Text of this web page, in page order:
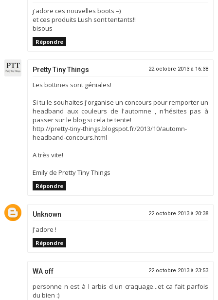
j'adore ces nouvelles boots =)
et ces produits Lush sont tentants!!
bisous
Répondre
Pretty Tiny Things 22 octobre 2013 à 16:38
Les bottines sont géniales!
Si tu le souhaites j'organise un concours pour remporter un
headband aux couleurs de l'automne , n'hésites pas à
passer sur le blog si cela te tente!
http://pretty-tiny-things.blogspot.fr/2013/10/automn-
headband-concours.html
A très vite!
Emily de Pretty Tiny Things
Répondre
Unknown 22 octobre 2013 à 20:38
J'adore !
Répondre
WA off 22 octobre 2013 à 23:53
personne n est à l arbis d un craquage...et ca fait parfois
du bien :)